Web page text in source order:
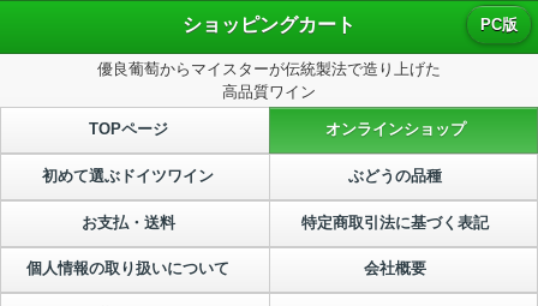
ショッピングカート PC版
優良葡萄からマイスターが伝統製法で造り上げた
高品質ワイン
TOPページ オンラインショップ
初めて選ぶドイツワイン ぶどうの品種
お支払・送料 特定商取引法に基づく表記
個人情報の取り扱いについて 会社概要